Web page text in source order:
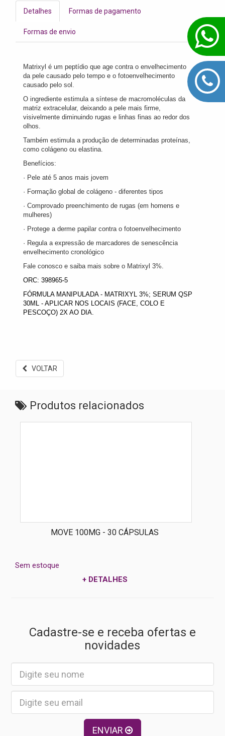
Detalhes Formas de pagamento
Formas de envio
Matrixyl é um peptídio que age contra o envelhecimento
da pele causado pelo tempo e o fotoenvelhecimento
causado pelo sol.
O ingrediente estimula a síntese de macromoléculas da
matriz extracelular, deixando a pele mais firme,
visivelmente diminuindo rugas e linhas finas ao redor dos
olhos.
Também estimula a produção de determinadas proteínas,
como colágeno ou elastina.
Benefícios:
· Pele até 5 anos mais jovem
· Formação global de colágeno - diferentes tipos
· Comprovado preenchimento de rugas (em homens e
mulheres)
· Protege a derme papilar contra o fotoenvelhecimento
· Regula a expressão de marcadores de senescência
envelhecimento cronológico
Fale conosco e saiba mais sobre o Matrixyl 3%.
ORC: 398965-5
FÓRMULA MANIPULADA - MATRIXYL 3%; SERUM QSP
30ML - APLICAR NOS LOCAIS (FACE, COLO E
PESCOÇO) 2X AO DIA.
VOLTAR
Produtos relacionados
MOVE 100MG - 30 CÁPSULAS
Sem estoque
+ DETALHES
Cadastre-se e receba ofertas e
novidades
ENVIAR